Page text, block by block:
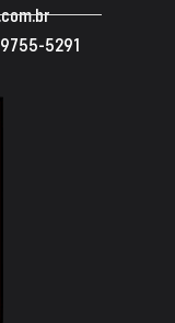
5291